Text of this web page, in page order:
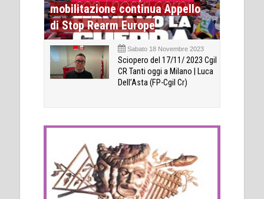
mobilitazione continua Appello
di Stop Rearm Europe
Sabato 18 Novembre 2023
Sciopero del 17/11/ 2023 Cgil
CR Tanti oggi a Milano | Luca
Dell’Asta (FP-Cgil Cr)